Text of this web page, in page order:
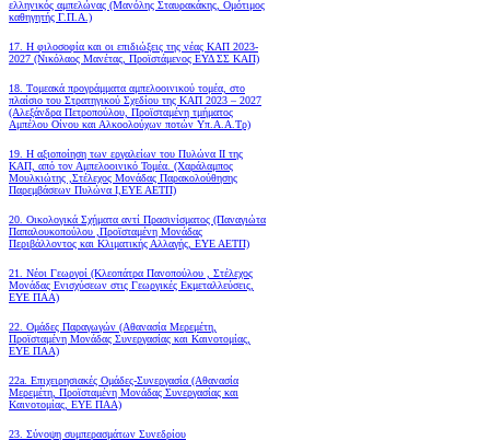
ελληνικός αμπελώνας (Μανόλης Σταυρακάκης, Ομότιμος
καθηγητής Γ.Π.Α.)
17. Η φιλοσοφία και οι επιδιώξεις της νέας ΚΑΠ 2023-
2027 (Νικόλαος Μανέτας, Προϊστάμενος ΕΥΔ ΣΣ ΚΑΠ)
18. Tομεακά προγράμματα αμπελοοινικού τομέα, στο
πλαίσιο του Στρατηγικού Σχεδίου της ΚΑΠ 2023 – 2027
(Αλεξάνδρα Πετροπούλου, Προϊσταμένη τμήματος
Αμπέλου Οίνου και Αλκοολούχων ποτών Υπ.Α.Α.Τρ)
19. Η αξιοποίηση των εργαλείων του Πυλώνα ΙΙ της
ΚΑΠ, από τον Αμπελοοινικό Τομέα. (Χαράλαμπος
Μουλκιώτης ,Στέλεχος Μονάδας Παρακολούθησης
Παρεμβάσεων Πυλώνα Ι,ΕΥΕ ΑΕΤΠ)
20. Οικολογικά Σχήματα αντί Πρασινίσματος (Παναγιώτα
Παπαλουκοπούλου ,Προϊσταμένη Μονάδας
Περιβάλλοντος και Κλιματικής Αλλαγής, ΕΥΕ ΑΕΤΠ)
21. Νέοι Γεωργοί (Κλεοπάτρα Πανοπούλου , Στέλεχος
Μονάδας Ενισχύσεων στις Γεωργικές Εκμεταλλεύσεις,
ΕΥΕ ΠΑΑ)
22. Ομάδες Παραγωγών (Αθανασία Μερεμέτη,
Προϊσταμένη Μονάδας Συνεργασίας και Καινοτομίας,
ΕΥΕ ΠΑΑ)
22a. Επιχειρησιακές Ομάδες-Συνεργασία (Αθανασία
Μερεμέτη, Προϊσταμένη Μονάδας Συνεργασίας και
Καινοτομίας, ΕΥΕ ΠΑΑ)
23. Σύνοψη συμπερασμάτων Συνεδρίου